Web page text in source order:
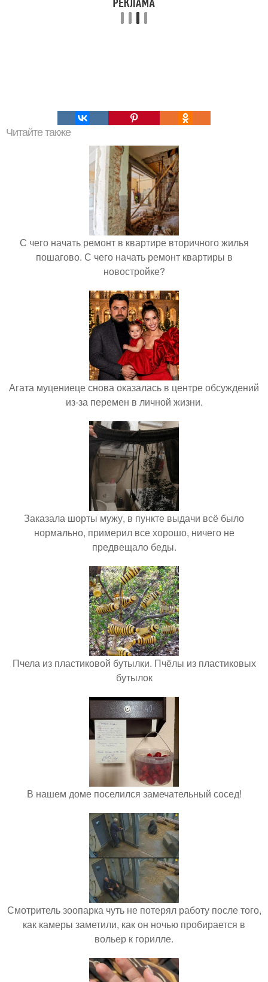
Читайте также
С чего начать ремонт в квартире вторичного жилья
пошагово. С чего начать ремонт квартиры в
новостройке?
Агата муцениеце снова оказалась в центре обсуждений
из-за перемен в личной жизни.
Заказала шорты мужу, в пункте выдачи всё было
нормально, примерил все хорошо, ничего не
предвещало беды.
Пчела из пластиковой бутылки. Пчёлы из пластиковых
бутылок
В нашем доме поселился замечательный сосед!
Смотритель зоопарка чуть не потерял работу после того,
как камеры заметили, как он ночью пробирается в
вольер к горилле.